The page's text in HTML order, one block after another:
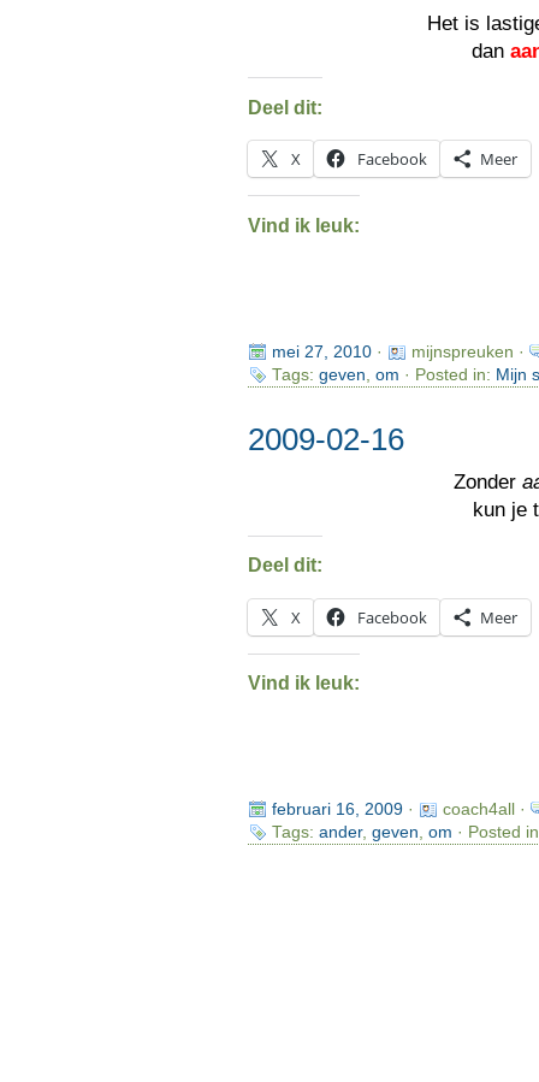
Het is
dan
Deel dit:
X Facebook Meer
Vind ik leuk:
mei 27, 2010·
mijnspreuken ·
Tags: geven om · Posted in: Mijn
2009-02-16
Zonder
kun je
Deel dit:
X Facebook Meer
Vind ik leuk:
februari 16, 2009·
coach4all ·
Tags: ander, geven om · Posted